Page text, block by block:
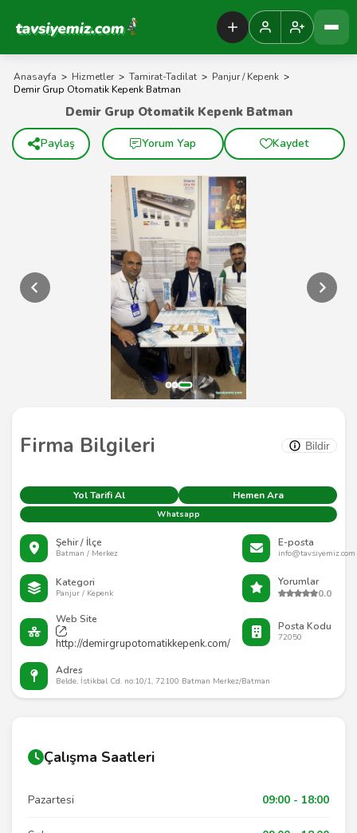
Tavsiyemiz Anasayfa
Anasayfa > Hizmetler > Tamirat-Tadilat > Panjur / Kepenk >
Demir Grup Otomatik Kepenk Batman
Firma Bilgileri Bildir
Yol Tarifi Al Hemen Ara
Whatsapp
Şehir / İlçe
Batman / Merkez
E-posta
info@tavsiyemiz.com
Kategori
Panjur / Kepenk
Yorumlar
0.0
Web Site
http://demirgrupotomatikkepenk.com/
Posta Kodu
72050
Adres
Belde, İstikbal Cd. no:10/1, 72100 Batman Merkez/Batman
Demir Grup Otomatik Kepenk Batman
Paylaş Yorum Yap Kaydet
Çalışma Saatleri
Pazartesi 09:00 - 18:00